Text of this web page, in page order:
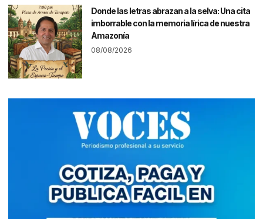
Donde las letras abrazan a la selva: Una cita
imborrable con la memoria lírica de nuestra
Amazonía
08/08/2026